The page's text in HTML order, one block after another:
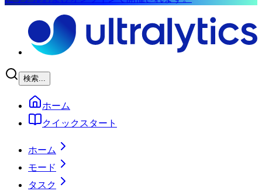
検索...
ホーム
クイックスタート
ホーム
モード
タスク